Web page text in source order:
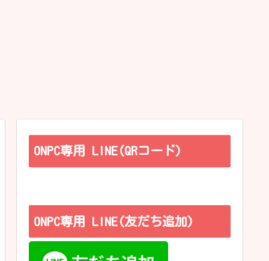
ONPC専用 LINE(QRコード)
ONPC専用 LINE(友だち追加)